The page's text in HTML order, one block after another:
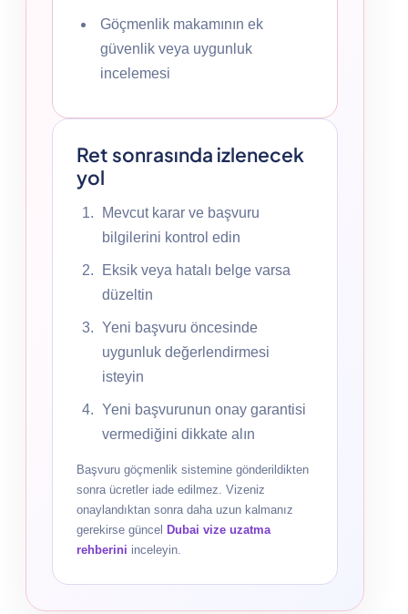
Göçmenlik makamının ek
güvenlik veya uygunluk
incelemesi
Ret sonrasında izlenecek
yol
Mevcut karar ve başvuru
bilgilerini kontrol edin
Eksik veya hatalı belge varsa
düzeltin
Yeni başvuru öncesinde
uygunluk değerlendirmesi
isteyin
Yeni başvurunun onay garantisi
vermediğini dikkate alın
Başvuru göçmenlik sistemine gönderildikten
sonra ücretler iade edilmez. Vizeniz
onaylandıktan sonra daha uzun kalmanız
gerekirse güncel Dubai vize uzatma
rehberini inceleyin.